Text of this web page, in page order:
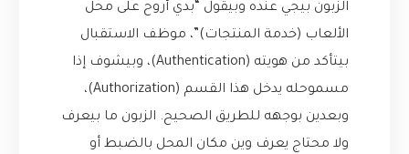
الزبون بيجي عنده وبيقول “بدي أروح على محل
الألعاب (خدمة المنتجات)”، موظف الاستقبال
بيتأكد من هويته (Authentication)، وبيشوف إذا
مسموحله يدخل هذا القسم (Authorization)،
وبعدين بوجهه للطريق الصحيح. الزبون ما بيعرف
ولا محتاج يعرف وين مكان المحل بالضبط أو